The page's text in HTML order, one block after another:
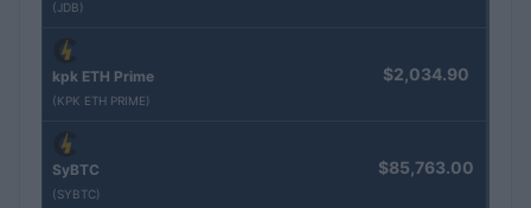
(JDB)
kpk ETH Prime
(KPK ETH PRIME)
$2,034.90
SyBTC
(SYBTC)
$85,763.00